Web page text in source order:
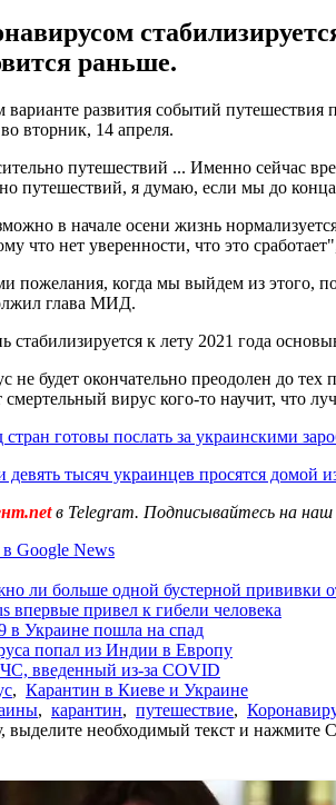
раньше.
развития событий
вторник, 14 апреля.
путешествий ... Именно сейчас
путешествий, я думаю, если мы до
в начале осени жизнь
что нет уверенности, что это
пожелания, когда мы выйдем из этого,
глава МИД.
к лету 2021 года
не будет окончательно преодолен до
вирус кого-то научит, что
стран готовы послать за украинскими
девять тысяч украинцев просятся домой
в Telegram. Подписывайтесь на наш
Google News
ли больше одной бустерной прививки
привел к гибели человека
в Украине пошла на спад
попал из Индии в Европу
введенный из-за COVID
, Карантин в Киеве и Украине
, карантин, путешествие,
необходимый текст и нажмите